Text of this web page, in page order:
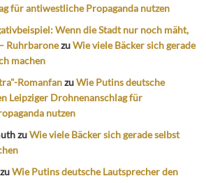
für antiwestliche Propaganda nutzen
Wenn die Stadt nur noch mäht,
RuhrbaronezuWie viele Bäcker sich gerade
machen
RomanfanzuWie Putins deutsche
Leipziger Drohnenanschlag für
nutzen
zuWie viele Bäcker sich gerade selbst
Wie Putins deutsche Lautsprecher den